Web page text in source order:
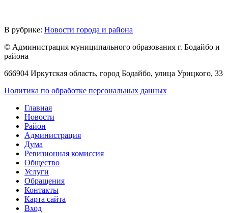
В рубрике: Новости города и района
© Администрация муниципального образования г. Бодайбо и
района
666904 Иркутская область, город Бодайбо, улица Урицкого, 33
Политика по обработке персональных данных
Главная
Новости
Район
Администрация
Дума
Ревизионная комиссия
Общество
Услуги
Обращения
Контакты
Карта сайта
Вход